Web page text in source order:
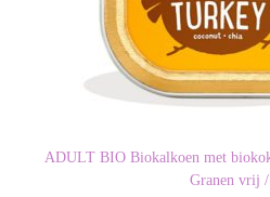
ADULT BIO Biokalkoen met
Granen vrij